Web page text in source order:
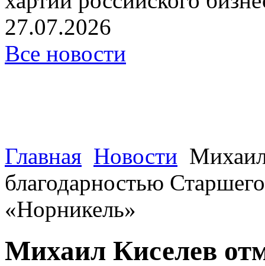
27.07.2026
Все новости
Главная Новости
благодарностью
«Норникель»
Михаил Киселев